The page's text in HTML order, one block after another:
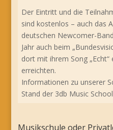
Der Eintritt und die
sind kostenlos – auch das
deutschen Newcomer-
Jahr auch beim
dort mit ihrem Song
erreichten.
Informationen zu unserer
Stand der 3db Music
Musikschule oder